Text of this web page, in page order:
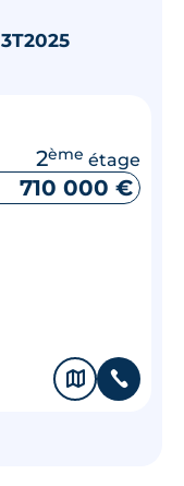
3T2025
2ème étage
710 000 €
🗞 📞